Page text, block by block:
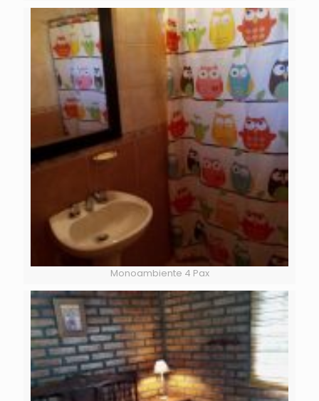
Monoambiente 4 Pax